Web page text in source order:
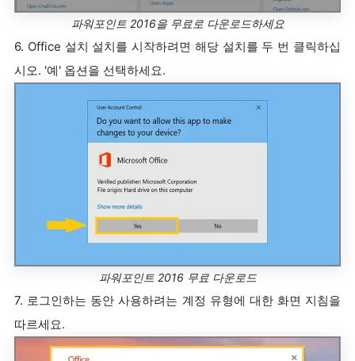
파워포인트 2016을 무료로 다운로드하세요
6. Office 설치 설치를 시작하려면 해당 설치를 두 번 클릭하십
시오. '예' 옵션을 선택하세요.
파워포인트 2016 무료 다운로드
7. 로그인하는 동안 사용하려는 계정 유형에 대한 화면 지침을
따르세요.